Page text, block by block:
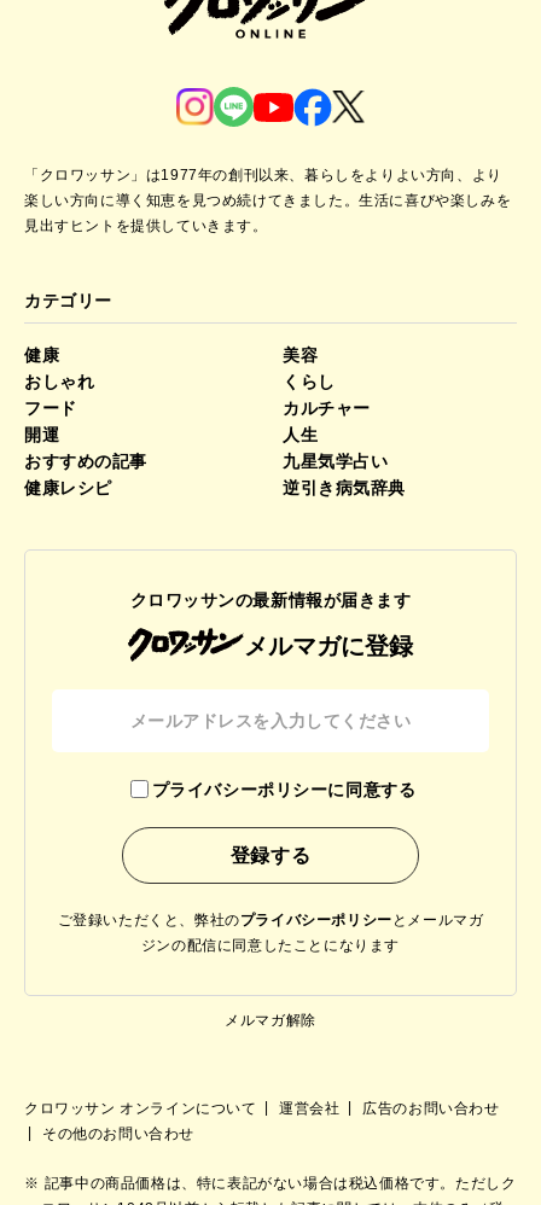
「クロワッサン」は1977年の創刊以来、暮らしをよりよい方向、より
楽しい方向に導く知恵を見つめ続けてきました。生活に喜びや楽しみを
見出すヒントを提供していきます。
カテゴリー
健康
美容
おしゃれ
くらし
フード
カルチャー
開運
人生
おすすめの記事
九星気学占い
健康レシピ
逆引き病気辞典
クロワッサンの最新情報が届きます
メルマガに登録
プライバシーポリシーに同意する
ご登録いただくと、弊社のプライバシーポリシー と メールマガ
ジンの配信に同意したことになります
メルマガ解除
クロワッサン オンラインについて 運営会社
広告のお問い合わせ
その他のお問い合わせ
記事中の商品価格は、特に表記がない場合は税込価格です。ただしク